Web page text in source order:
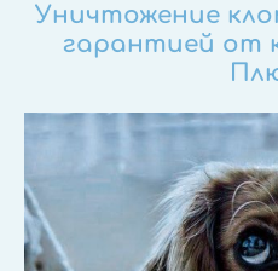
Уничтожение
гарантией от